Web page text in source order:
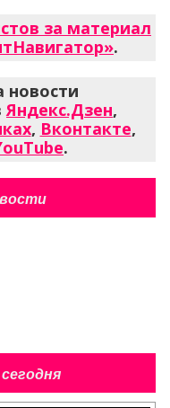
за материал
.
новости
Яндекс.Дзен,
, Вконтакте,
.